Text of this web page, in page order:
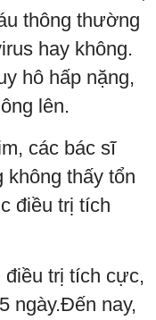
thông thường
hay không.
hô hấp nặng,
lên.
các bác sĩ
không thấy tổn
điều trị tích
điều trị tích cực,
ngày.Đến nay,